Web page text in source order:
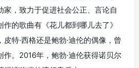
家，致力于促进社会公正、言论自
的歌曲有《花儿都到哪儿去了》
特·西格还是鲍勃·迪伦的偶像，曾
作。2016年，鲍勃·迪伦获得诺贝尔